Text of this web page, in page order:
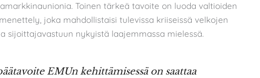
Toinen tärkeä tavoite on luoda valtioiden
joka mahdollistaisi tulevissa kriiseissä velkojen
sijoittajavastuun nykyistä laajemmassa mielessä.
EMUn kehittämisessä on saattaa